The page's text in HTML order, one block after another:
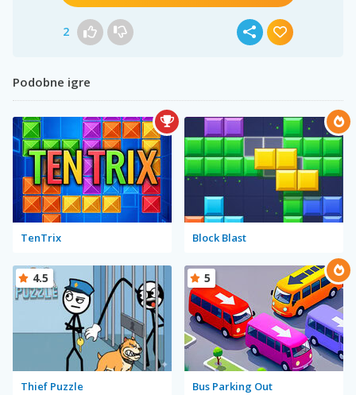
2
Podobne igre
TenTrix Block Blast
Thief Puzzle
4.5
Bus Parking Out
5